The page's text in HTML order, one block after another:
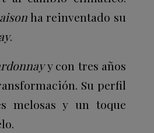
ha reinventado su
.
y con tres años
Su perfil
melosas y un toque